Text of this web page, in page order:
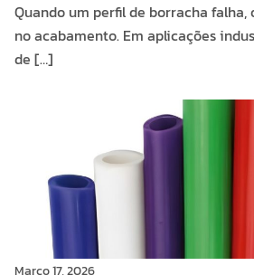
Quando um perfil de borracha
no acabamento. Em aplicações
de […]
Março 17, 2026